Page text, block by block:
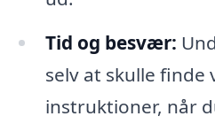
Tid og besvær:
selv at skulle
instruktioner, når